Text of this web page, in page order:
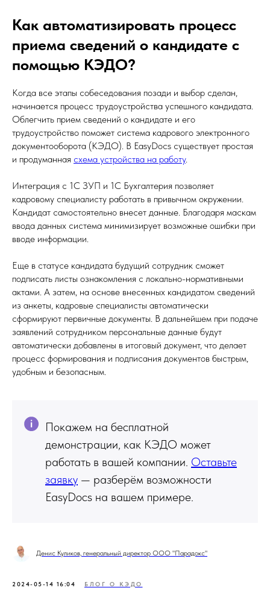
Как автоматизировать процесс
приема сведений о кандидате с
помощью КЭДО?
Когда все этапы собеседования позади и выбор сделан,
начинается процесс трудоустройства успешного кандидата.
Облегчить прием сведений о кандидате и его
трудоустройство поможет система кадрового электронного
документооборота (КЭДО). В EasyDocs существует простая
и продуманная схема устройства на работу.
Интеграция с 1С ЗУП и 1С Бухгалтерия позволяет
кадровому специалисту работать в привычном окружении.
Кандидат самостоятельно внесет данные. Благодаря маскам
ввода данных система минимизирует возможные ошибки при
вводе информации.
Еще в статусе кандидата будущий сотрудник сможет
подписать листы ознакомления с локально-нормативными
актами. А затем, на основе внесенных кандидатом сведений
из анкеты, кадровые специалисты автоматически
сформируют первичные документы. В дальнейшем при подаче
заявлений сотрудником персональные данные будут
автоматически добавлены в итоговый документ, что делает
процесс формирования и подписания документов быстрым,
удобным и безопасным.
Покажем на бесплатной
демонстрации, как КЭДО может
работать в вашей компании. Оставьте
заявку — разберём возможности
EasyDocs на вашем примере.
Денис Куликов, генеральный директор ООО "Парадокс"
2024-05-14 16:04 БЛОГ О КЭДО